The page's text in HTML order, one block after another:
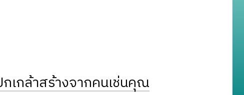
เกล้าสร้างจากคนเช่นคุณ